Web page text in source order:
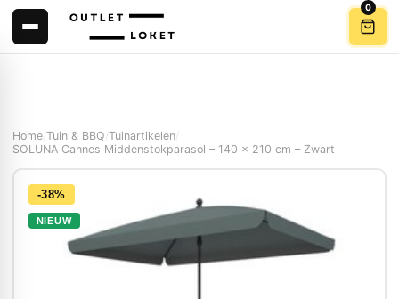
0
Home Tuin & BBQ Tuinartikelen
SOLUNA Cannes Middenstokparasol – 140 x 210 cm – Zwart
-38%
NIEUW